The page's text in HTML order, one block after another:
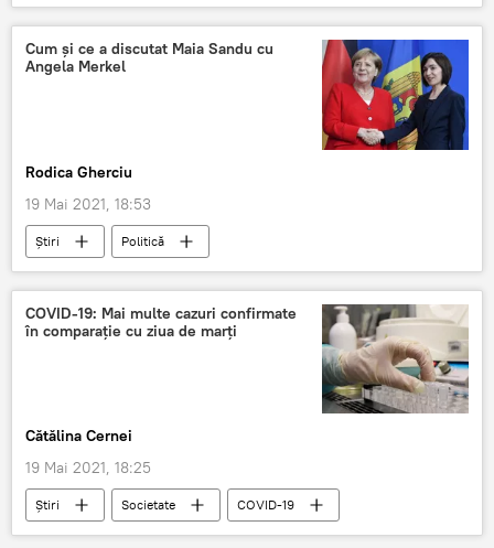
vizită
Berlin Maia Sandu
Cum și ce a discutat Maia Sandu cu
Angela Merkel
Rodica Gherciu
19 Mai 2021, 18:53
Știri Politică
COVID-19: Mai multe cazuri confirmate
în comparație cu ziua de marți
Cătălina Cernei
19 Mai 2021, 18:25
Știri Societate
COVID-19
coronavirus
pandemie